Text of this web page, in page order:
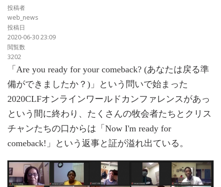
投稿者
web_news
投稿日
2020-06-30 23:09
閲覧数
3202
「Are you ready for your comeback? (あなたは戻る準
備ができましたか？)」という問いで始まった
2020CLFオンラインワールドカンファレンスがあっ
という間に終わり、たくさんの牧会者たちとクリス
チャンたちの口からは「Now I'm ready for
comeback!」という返事と証が溢れ出ている。